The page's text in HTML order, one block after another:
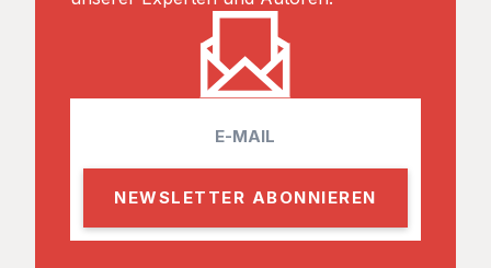
l